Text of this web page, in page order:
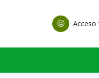
Acceso